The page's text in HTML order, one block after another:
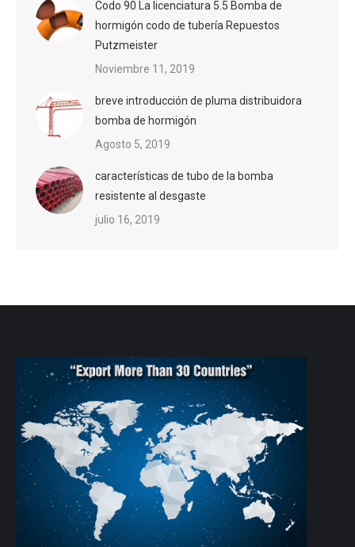
Codo 90 La licenciatura 5.5 Bomba de
hormigón codo de tubería Repuestos
Putzmeister
Noviembre 11, 2019
breve introducción de pluma distribuidora
bomba de hormigón
Agosto 5, 2019
características de tubo de la bomba
resistente al desgaste
julio 16, 2019